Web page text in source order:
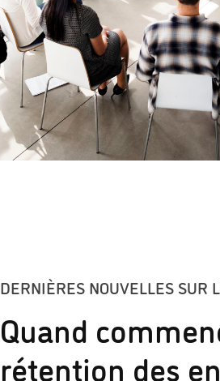
DERNIÈRES NOUVELLES SUR
Quand
rétention des